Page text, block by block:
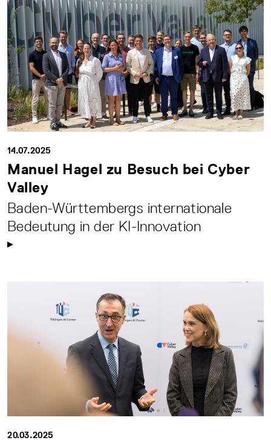
14.07.2025
Manuel Hagel zu Besuch bei Cyber
Valley
Baden-Württembergs internationale
Bedeutung in der KI-Innovation
20.03.2025